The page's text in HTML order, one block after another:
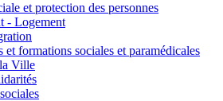
et protection des personnes
- Logement
et formations sociales et paramédicales
Ville